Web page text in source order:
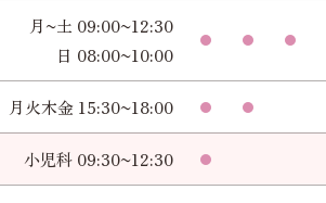
月~土 09:00~12:30
日 08:00~10:00
月火木金 15:30~18:00
小児科 09:30~12:30